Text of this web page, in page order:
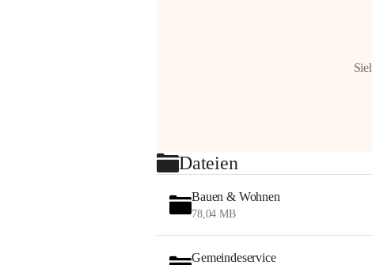
Dateien
Bauen & Wohnen
78,04 MB
Gemeindeservice